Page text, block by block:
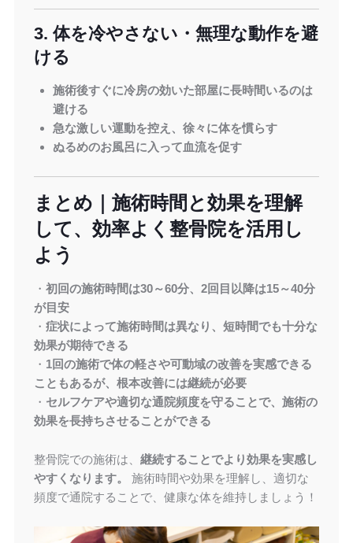
3. 体を冷やさない・無理な動作を避
ける
施術後すぐに冷房の効いた部屋に長時間いるのは
避ける
急な激しい運動を控え、徐々に体を慣らす
ぬるめのお風呂に入って血流を促す
まとめ｜施術時間と効果を理解
して、効率よく整骨院を活用し
よう
・ 初回の施術時間は30～60分、2回目以降は15～40分
が目安
・ 症状によって施術時間は異なり、短時間でも十分な
効果が期待できる
・ 1回の施術で体の軽さや可動域の改善を実感できる
こともあるが、根本改善には継続が必要
・ セルフケアや適切な通院頻度を守ることで、施術の
効果を長持ちさせることができる
整骨院での施術は、 継続することでより効果を実感し
やすくなります。
施術時間や効果を理解し、適切な
頻度で通院することで、健康な体を維持しましょう！